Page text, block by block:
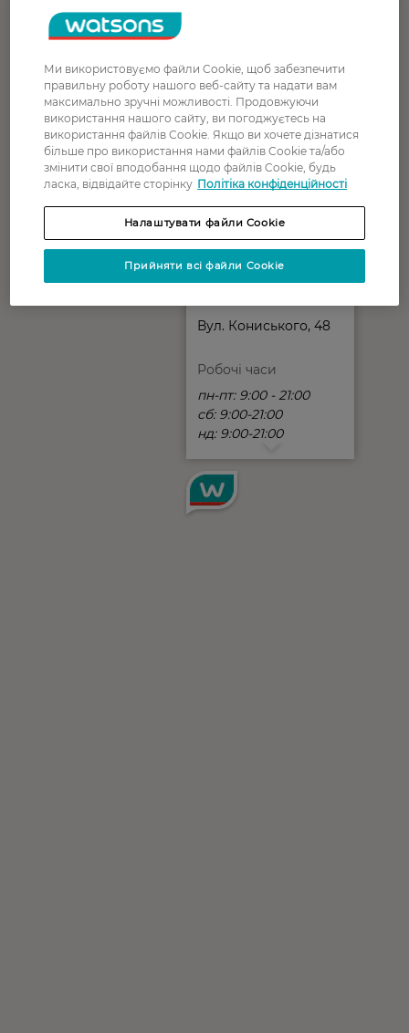
Ми використовуємо файли Cookie, щоб забезпечити
правильну роботу нашого веб-сайту та надати вам
максимально зручні можливості. Продовжуючи
використання нашого сайту, ви погоджуєтесь на
використання файлів Cookie. Якщо ви хочете дізнатися
більше про використання нами файлів Cookie та/або
змінити свої вподобання щодо файлів Cookie, будь
ласка, відвідайте сторінку Політіка конфіденційності
Налаштувати файли Cookie
Прийняти всі файли Cookie